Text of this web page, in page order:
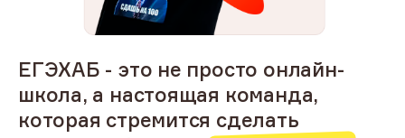
ЕГЭХАБ - это не просто онлайн-
школа, а настоящая команда,
которая стремится сделать